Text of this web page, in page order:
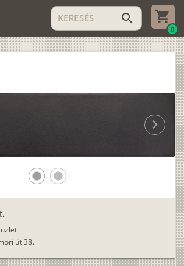
search
0
út 38.
lens lens
chevron_right